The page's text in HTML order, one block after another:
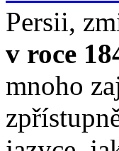
Persii,
v roce
mnoho